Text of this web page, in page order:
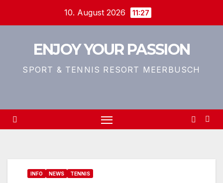
10. August 2026 11:27
ENJOY YOUR PASSION
SPORT & TENNIS RESORT MEERBUSCH
INFO NEWS TENNIS